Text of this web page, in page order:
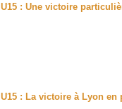
U15 : Une victoire
U15 : La victoire à Lyon en